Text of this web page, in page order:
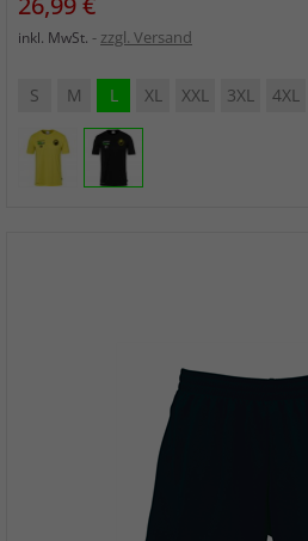
inkl. MwSt. zzgl. Versand
S M L XL XXL 3XL 4XL